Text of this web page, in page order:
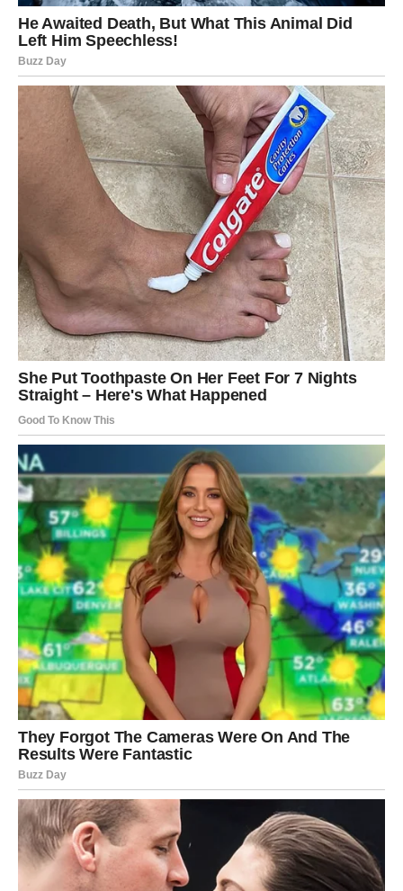
Sve ono što ste dugo čekali sada konačno dolazi na svoje
mjesto.
Vrijeme velikog obilja i sreće
Pred vama su veoma uspješni dani.
DJEVICA
Pred vama su dani tokom kojih ćete konačno osjetiti
veliko olakšanje.
Jedan razgovor ili odluka donose vam mnogo više mira
nego što očekujete.
Počinje mnogo sretnije poglavlje života
Pred vama su veoma posebni trenuci.
VAGA
Zvijezde vam donose veoma romantičan i emotivan
period.
Ako ste slobodni, moguć je susret koji odmah djeluje
posebno i sudbinski.
Ljubav vam dolazi neočekivano